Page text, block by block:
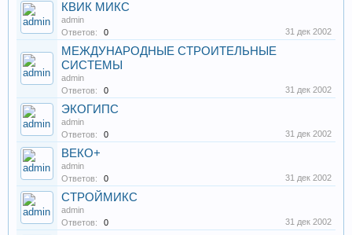
КВИК МИКС
admin
Ответов:
0 31 дек 2002
МЕЖДУНАРОДНЫЕ СТРОИТЕЛЬНЫЕ
СИСТЕМЫ
admin
Ответов:
0 31 дек 2002
ЭКОГИПС
admin
Ответов:
0 31 дек 2002
ВЕКО+
admin
Ответов:
0 31 дек 2002
СТРОЙМИКС
admin
Ответов:
0 31 дек 2002